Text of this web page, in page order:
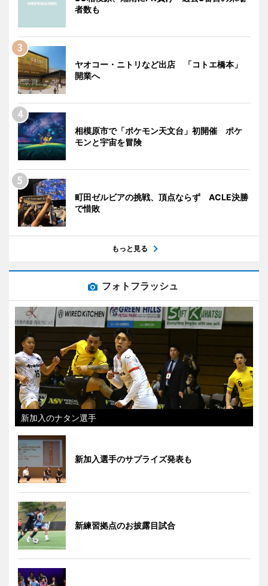
者数も
ヤオコー・ニトリなど出店 「コトエ橋本」
開業へ
相模原市で「ポケモン天文台」初開催 ポケ
モンと宇宙を冒険
町田ゼルビアの挑戦、頂点ならず ACLE決勝
で惜敗
もっと見る
フォトフラッシュ
新加入のナタン選手
新加入選手のサプライズ発表も
新練習拠点のお披露目試合